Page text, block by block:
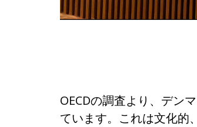
OECDの調査より、デン
ています。これは文化的